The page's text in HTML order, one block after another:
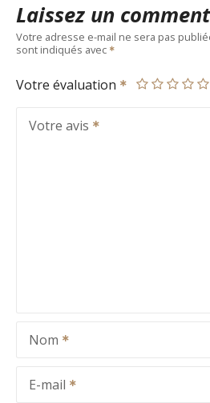
Laissez un
Votre adresse e-mail ne sera pas
sont indiqués avec
Votre évaluation
Votre avis
Nom
E-mail